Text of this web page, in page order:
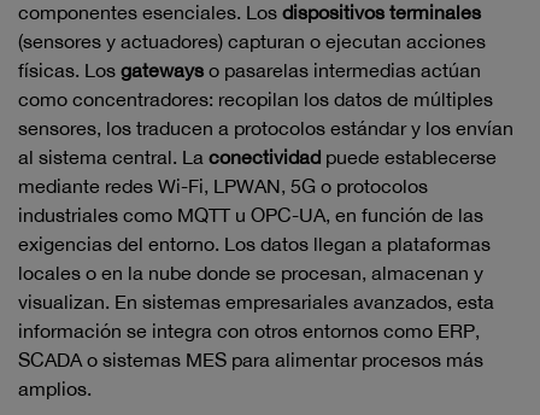
componentes esenciales. Los dispositivos terminales
(sensores y actuadores) capturan o ejecutan acciones
físicas. Los gateways o pasarelas intermedias actúan
como concentradores: recopilan los datos de múltiples
sensores, los traducen a protocolos estándar y los envían
al sistema central. La conectividad puede establecerse
mediante redes Wi-Fi, LPWAN, 5G o protocolos
industriales como MQTT u OPC-UA, en función de las
exigencias del entorno. Los datos llegan a plataformas
locales o en la nube donde se procesan, almacenan y
visualizan. En sistemas empresariales avanzados, esta
información se integra con otros entornos como ERP,
SCADA o sistemas MES para alimentar procesos más
amplios.